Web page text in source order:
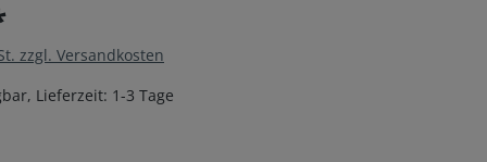
zzgl. Versandkosten
Lieferzeit: 1-3 Tage